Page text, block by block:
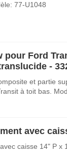
77-U1048
pour Ford
-
et partie
à toit bas.
avec
caisse 14" P x